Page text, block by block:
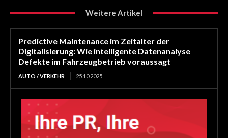
Weitere Artikel
Predictive Maintenance im Zeitalter der
Digitalisierung: Wie intelligente Datenanalyse
Defekte im Fahrzeugbetrieb voraussagt
AUTO / VERKEHR 25.10.2025